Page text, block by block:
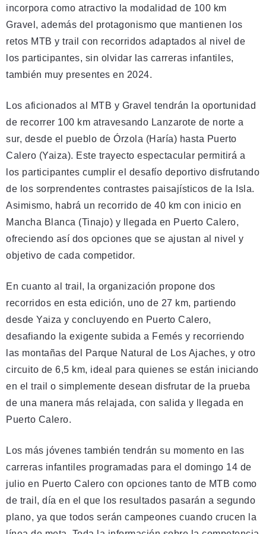
incorpora como atractivo la modalidad de 100 km
Gravel, además del protagonismo que mantienen los
retos MTB y trail con recorridos adaptados al nivel de
los participantes, sin olvidar las carreras infantiles,
también muy presentes en 2024.
Los aficionados al MTB y Gravel tendrán la oportunidad
de recorrer 100 km atravesando Lanzarote de norte a
sur, desde el pueblo de Órzola (Haría) hasta Puerto
Calero (Yaiza). Este trayecto espectacular permitirá a
los participantes cumplir el desafío deportivo disfrutando
de los sorprendentes contrastes paisajísticos de la Isla.
Asimismo, habrá un recorrido de 40 km con inicio en
Mancha Blanca (Tinajo) y llegada en Puerto Calero,
ofreciendo así dos opciones que se ajustan al nivel y
objetivo de cada competidor.
En cuanto al trail, la organización propone dos
recorridos en esta edición, uno de 27 km, partiendo
desde Yaiza y concluyendo en Puerto Calero,
desafiando la exigente subida a Femés y recorriendo
las montañas del Parque Natural de Los Ajaches, y otro
circuito de 6,5 km, ideal para quienes se están iniciando
en el trail o simplemente desean disfrutar de la prueba
de una manera más relajada, con salida y llegada en
Puerto Calero.
Los más jóvenes también tendrán su momento en las
carreras infantiles programadas para el domingo 14 de
julio en Puerto Calero con opciones tanto de MTB como
de trail, día en el que los resultados pasarán a segundo
plano, ya que todos serán campeones cuando crucen la